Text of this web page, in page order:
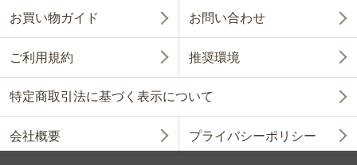
お買い物ガイド お問い合わせ
ご利用規約 推奨環境
特定商取引法に基づく表示について
会社概要 プライバシーポリシー